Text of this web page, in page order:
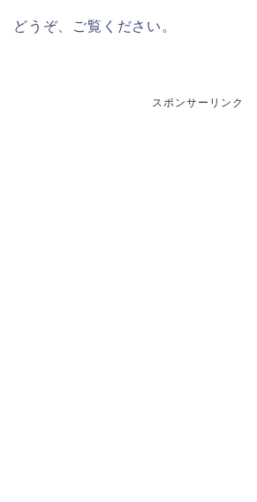
どうぞ、ご覧ください。
スポンサーリンク